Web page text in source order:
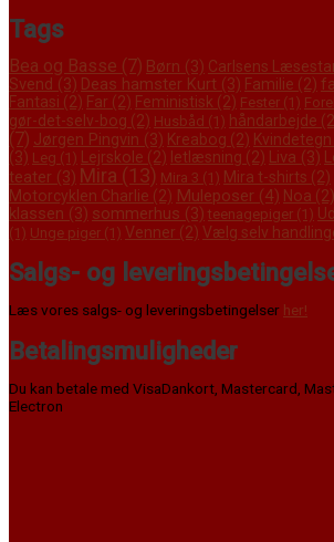
Tags
Bea og Basse (7) Børn (3) Carlsens
Svend (3) Deas hamster Kurt (3) Familie (2)
Fantasi (2) Far (2) Feministisk (2) Fester (1)
gør-det-selv-bog (2) Husbåd (1) håndarbejde
(7) Jørgen Pingvin (3) Kreabog (2) Kvindetegn
(3) Leg (1) Lejrskole (2) letlæsning (2) Liva (3)
teater (3) Mira (13) Mira 3 (1) Mira t-shirts (2)
Motorcyklen Charlie (2) Muleposer (4) Noa (2)
klassen (3) sommerhus (3) teenagepiger (1)
(1) Unge piger (1) Venner (2) Vælg selv
Salgs- og
Læs vores salgs- og leveringsbetingelser her!
Betalingsmuligheder
Du kan betale med VisaDankort, Mastercard,
Electron